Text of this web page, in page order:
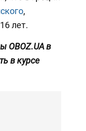
,
лет.
OBOZ.UAв
в курсе